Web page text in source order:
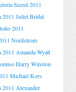
Secret 2011
2011 Juliet Bridal
2011
Nordstrom
2011 Amanda Wyatt
Harry Winston
Michael Kors
2011 Alexander